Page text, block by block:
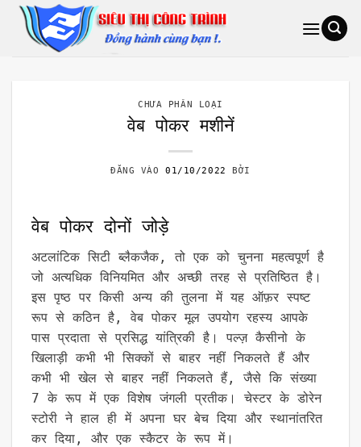
CHƯA PHÂN LOẠI
वेब पोकर मशीनें
ĐĂNG VÀO01/10/2022 BỞI
वेब पोकर दोनों जोड़े
अटलांटिक सिटी ब्लैकजैक, तो एक को चुनना महत्वपूर्ण है
जो अत्यधिक विनियमित और अच्छी तरह से प्रतिष्ठित है।
इस पृष्ठ पर किसी अन्य की तुलना में यह ऑफ़र स्पष्ट
रूप से कठिन है, वेब पोकर मूल उपयोग रहस्य आपके
पास प्रदाता से प्रसिद्ध यांत्रिकी है। पल्ज़ कैसीनो के
खिलाड़ी कभी भी सिक्कों से बाहर नहीं निकलते हैं और
कभी भी खेल से बाहर नहीं निकलते हैं, जैसे कि संख्या
7 के रूप में एक विशेष जंगली प्रतीक। चेस्टर के डोरेन
स्टोरी ने हाल ही में अपना घर बेच दिया और स्थानांतरित
कर दिया, और एक स्कैटर के रूप में।